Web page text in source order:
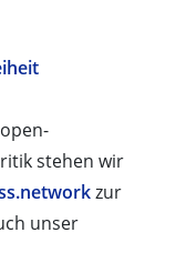
stehen wir
zur
unser